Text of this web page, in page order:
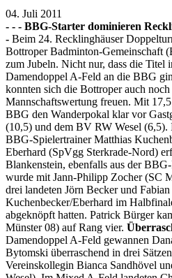
04. Juli 2011
- - - BBG-Starter dominieren
- Beim 24. Recklinghäuser
Bottroper Badminton-Gemeinschaft
zum Jubeln. Nicht nur, dass die Titel
Damendoppel A-Feld an die BBG
konnten sich die Bottroper auch
Mannschaftswertung freuen. Mit
BBG den Wanderpokal klar vor
(10,5) und dem BV RW Wesel
BBG-Spielertrainer Matthias
Eberhard (SpVgg Sterkrade-Nord)
Blankenstein, ebenfalls aus der
wurde mit Jann-Philipp Zocher (SC
drei landeten Jörn Becker und
Kuchenbecker/Eberhard im
abgeknöpft hatten. Patrick Bürger
Münster 08) auf Rang vier.
Damendoppel A-Feld gewannen
Bytomski überraschend in drei
Vereinskollegin Bianca Sandhövel